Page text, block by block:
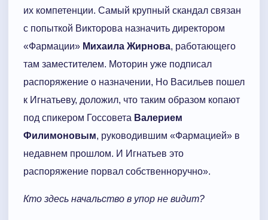
их компетенции. Самый крупный скандал связан
с попыткой Викторова назначить директором
«Фармации» Михаила Жирнова, работающего
там заместителем. Моторин уже подписал
распоряжение о назначении, Но Васильев пошел
к Игнатьеву, доложил, что таким образом копают
под спикером Госсовета Валерием
Филимоновым, руководившим «Фармацией» в
недавнем прошлом. И Игнатьев это
распоряжение порвал собственноручно».
Кто здесь начальство в упор не видит?